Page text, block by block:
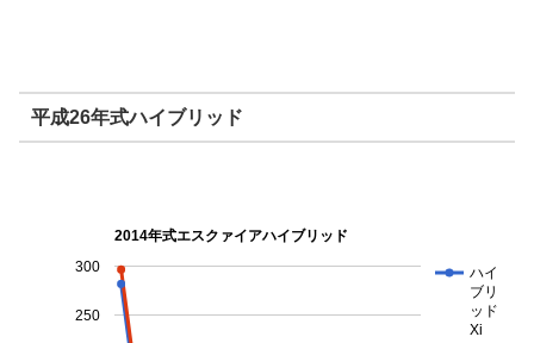
平成26年式ハイブリッド
2014年式エスクァイアハイブリッド
ハイ
ブリ
ッド
Xi
250
300